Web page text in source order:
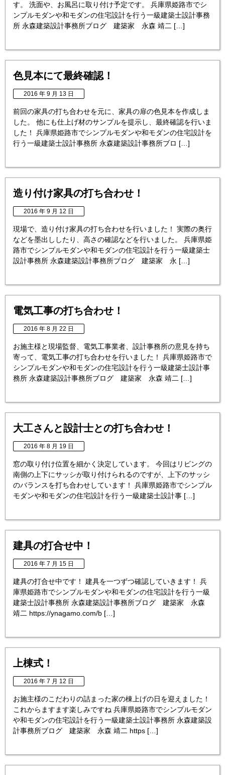
す。 洗面や、お風呂に取り付け予定です。 兵庫県姫路市でシ
ンプルモダンや和モダンの住宅設計を行う一級建築士設計事務
所 永森建築設計事務所ブログ 建築家 永森 靖二 […]
色見本にて最終確認！
2016 年 9 月 13 日
前回の家具の打ち合わせを元に、家具の扉の色見本を作成しま
した。 他にも仕上げ材のサンプルを提示し、最終確認を行いま
した！ 兵庫県姫路市でシンプルモダンや和モダンの住宅設計を
行う一級建築士設計事務所 永森建築設計事務所ブロ […]
造り付け家具の打ち合わせ！
2016 年 9 月 12 日
現場で、造り付け家具の打ち合わせを行いました！ 実際の奥行
などを墨出ししたり、高さの確認などを行いました。 兵庫県姫
路市でシンプルモダンや和モダンの住宅設計を行う一級建築士
設計事務所 永森建築設計事務所ブログ 建築家 永 […]
電気工事の打ち合わせ！
2016 年 8 月 22 日
お施主様と現場監督、電気工事業者、設計事務所の意見を持ち
寄って、電気工事の打ち合わせを行いました！ 兵庫県姫路市で
シンプルモダンや和モダンの住宅設計を行う一級建築士設計事
務所 永森建築設計事務所ブログ 建築家 永森 靖二 […]
大工さんと設計士との打ち合わせ！
2016 年 8 月 19 日
窓の取り付け位置を細かく決定しています。 今回はリビングの
南側の上下にサッシが取り付けられるのですが、上下のサッシ
のバランスを打ち合わせしています！ 兵庫県姫路市でシンプル
モダンや和モダンの住宅設計を行う一級建築士設計事 […]
建具の打合せ中！
2016 年 7 月 15 日
建具の打合せ中です！ 建具を一つずつ確認していきます！ 兵
庫県姫路市でシンプルモダンや和モダンの住宅設計を行う一級
建築士設計事務所 永森建築設計事務所ブログ 建築家 永森
靖二 https://ynagamo.com/b […]
上棟式！
2016 年 7 月 12 日
お施主様のこだわりの詰まった家の棟上げの日を迎えました！
これからますます楽しみですね 兵庫県姫路市でシンプルモダン
や和モダンの住宅設計を行う一級建築士設計事務所 永森建築設
計事務所ブログ 建築家 永森 靖二 https […]